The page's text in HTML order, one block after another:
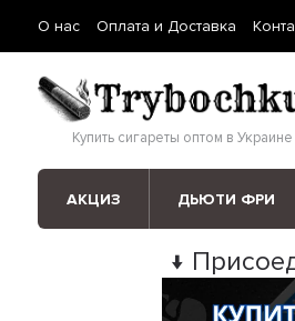
О нас Оплата и Доставка
Купить сигареты оптом в Украине
АКЦИЗ ДЬЮТИ ФРИ
↓